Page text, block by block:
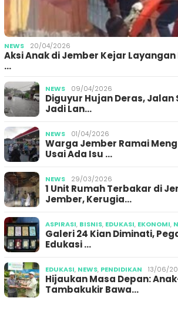
NEWS 20/04/2026
Aksi Anak di Jember Kejar
…
NEWS 09/04/2026
Diguyur Hujan Deras,
Jadi Lan…
NEWS 01/04/2026
Warga Jember Ramai
Usai Ada Isu …
NEWS 29/03/2026
1 Unit Rumah Terbakar di
Jember, Kerugia…
ASPIRASI, BISNIS, EDUKASI, EKONOMI,
Galeri 24 Kian Diminati,
Edukasi …
EDUKASI, NEWS, PENDIDIKAN 13/06/
Hijaukan Masa Depan:
Tambakukir Bawa…